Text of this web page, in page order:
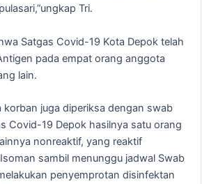
Tri.
Satgas Covid-19 Kota Depok telah
pada empat orang anggota
lain.
korban juga diperiksa dengan swab
Covid-19 Depok hasilnya satu orang
nonreaktif, yang reaktif
sambil menunggu jadwal Swab
penyemprotan disinfektan